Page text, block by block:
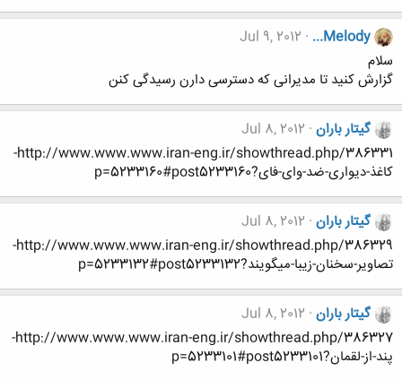
...Melody
Jul 9, 2012
سلام
گزارش کنید تا مدیرانی که دسترسی دارن رسیدگی کنن
گیتار باران Jul 8, 2012
http://www.www.www.iran-eng.ir/showthread.php/386331-
کاغذ-دیواری-ضد-وای-فای?p=5233160#post5233160
گیتار باران Jul 8, 2012
http://www.www.www.iran-eng.ir/showthread.php/386329-
تصاویر-سخنان-زیبا-میگویند?p=5233132#post5233132
گیتار باران Jul 8, 2012
http://www.www.www.iran-eng.ir/showthread.php/386327-
پند-از-لقمان?p=5233101#post5233101